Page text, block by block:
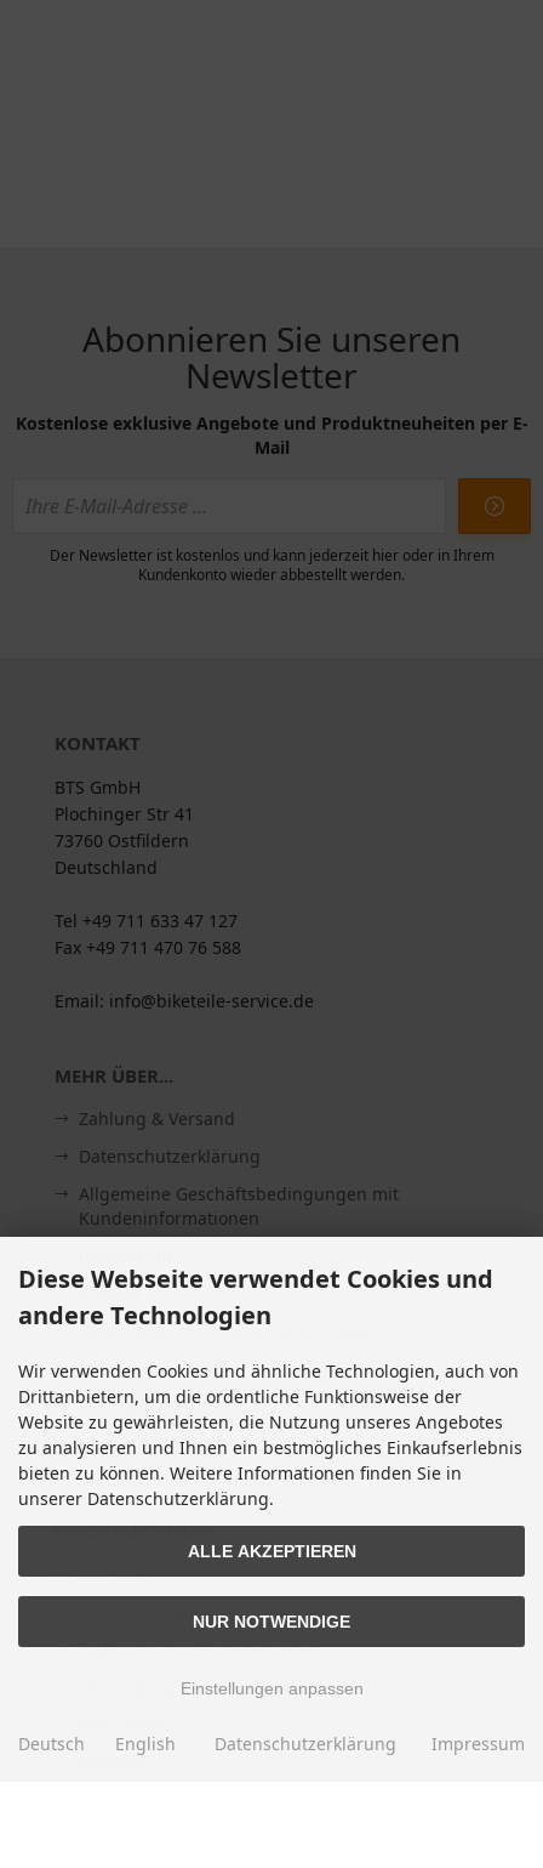
Abonnieren Sie unseren
Newsletter
Kostenlose exklusive Angebote und Produktneuheiten per E-
Mail
Der Newsletter ist kostenlos und kann jederzeit hier oder in Ihrem
Kundenkonto wieder abbestellt werden.
KONTAKT
BTS GmbH
Plochinger Str 41
73760 Ostfildern
Deutschland
Tel +49 711 633 47 127
Fax +49 711 470 76 588
Email: info@biketeile-service.de
MEHR ÜBER...
Zahlung & Versand
Datenschutzerklärung
Allgemeine Geschäftsbedingungen mit
Kundeninformationen
Kontakt
Widerrufsrecht & Widerrufsformular
Lieferzeit
Vertrag widerrufen
Cookie Einstellungen
INFORMATIONEN
Sitemap
Altölentsorgung
Erklärung zur Barrierefreiheit
Entsorgung von Altbatterien
Abholung
Diese Webseite verwendet Cookies und
andere Technologien
Wir verwenden Cookies und ähnliche Technologien, auch von
Drittanbietern, um die ordentliche Funktionsweise der
Website zu gewährleisten, die Nutzung unseres Angebotes
zu analysieren und Ihnen ein bestmögliches Einkaufserlebnis
bieten zu können. Weitere Informationen finden Sie in
unserer Datenschutzerklärung.
ALLE AKZEPTIEREN
NUR NOTWENDIGE
Einstellungen anpassen
Deutsch English Datenschutzerklärung Impressum